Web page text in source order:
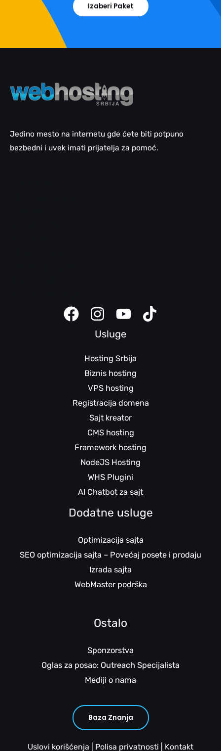
Izaberi Paket
Jedino mesto na internetu gde ćete biti potpuno
bezbedni i uvek imati prijatelja za pomoć.
Usluge
Hosting Srbija
Biznis hosting
VPS hosting
Registracija domena
Sajt kreator
CMS hosting
Framework hosting
NodeJS Hosting
WHS Plugini
AI Chatbot za sajt
Dodatne usluge
Optimizacija sajta
SEO optimizacija sajta – Povećaj posete i prodaju
Izrada sajta
WebMaster podrška
Ostalo
Sponzorstva
Oglas za posao: Outreach Specijalista
Mediji o nama
Baza Znanja
Uslovi korišćenja Polisa privatnosti Kontakt